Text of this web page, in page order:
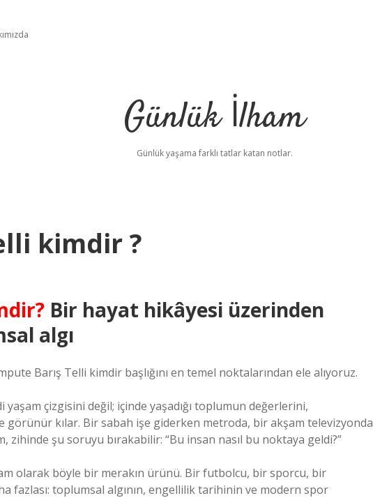
Günlük İlham
Günlük yaşama farklı tatlar katan notlar.
kimdir ?
Bir hayat hikâyesi üzerinden
algı
Barış Telli kimdir başlığını en temel noktalarından ele alıyoruz.
yaşam çizgisini değil; içinde yaşadığı toplumun değerlerini,
görünür kılar. Bir sabah işe giderken metroda, bir akşam televizyonda
zihinde şu soruyu bırakabilir: “Bu insan nasıl bu noktaya geldi?”
olarak böyle bir merakın ürünü. Bir futbolcu, bir sporcu, bir
fazlası: toplumsal algının, engellilik tarihinin ve modern spor